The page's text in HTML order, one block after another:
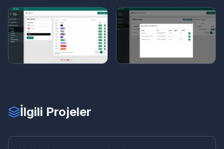
İlgili Projeler
ES